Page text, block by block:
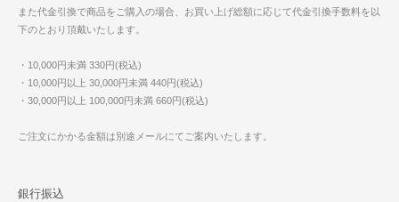
また代金引換で商品をご購入の場合、お買い上げ総額に応じて代金引換手数料を以
下のとおり頂戴いたします。
・10,000円未満 330円(税込)
・10,000円以上 30,000円未満 440円(税込)
・30,000円以上 100,000円未満 660円(税込)
ご注文にかかる金額は別途メールにてご案内いたします。
銀行振込